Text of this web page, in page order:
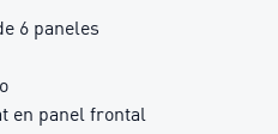
6 paneles
en panel frontal